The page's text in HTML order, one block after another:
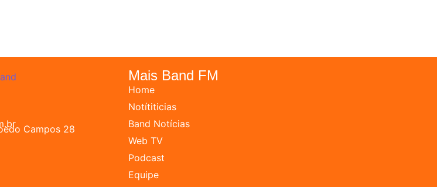
Campos 28
Mais Band FM
Home
Notítiticias
Band Notícias
Web TV
Podcast
Equipe